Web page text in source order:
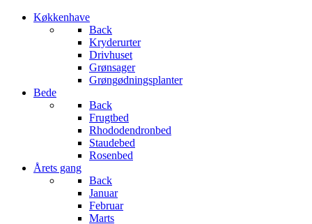
Køkkenhave
Back
Kryderurter
Drivhuset
Grønsager
Grøngødningsplanter
Bede
Back
Frugtbed
Rhododendronbed
Staudebed
Rosenbed
Årets gang
Back
Januar
Februar
Marts